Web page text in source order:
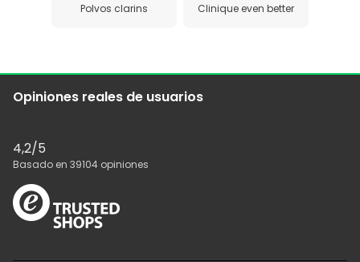
Polvos clarins Clinique even better
Opiniones reales de usuarios
4,2/5
Basado en 39104 opiniones